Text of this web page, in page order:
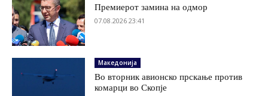
Премиерот замина на одмор
07.08.2026 23:41
Македонија
Во вторник авионско прскање против
комарци во Скопје